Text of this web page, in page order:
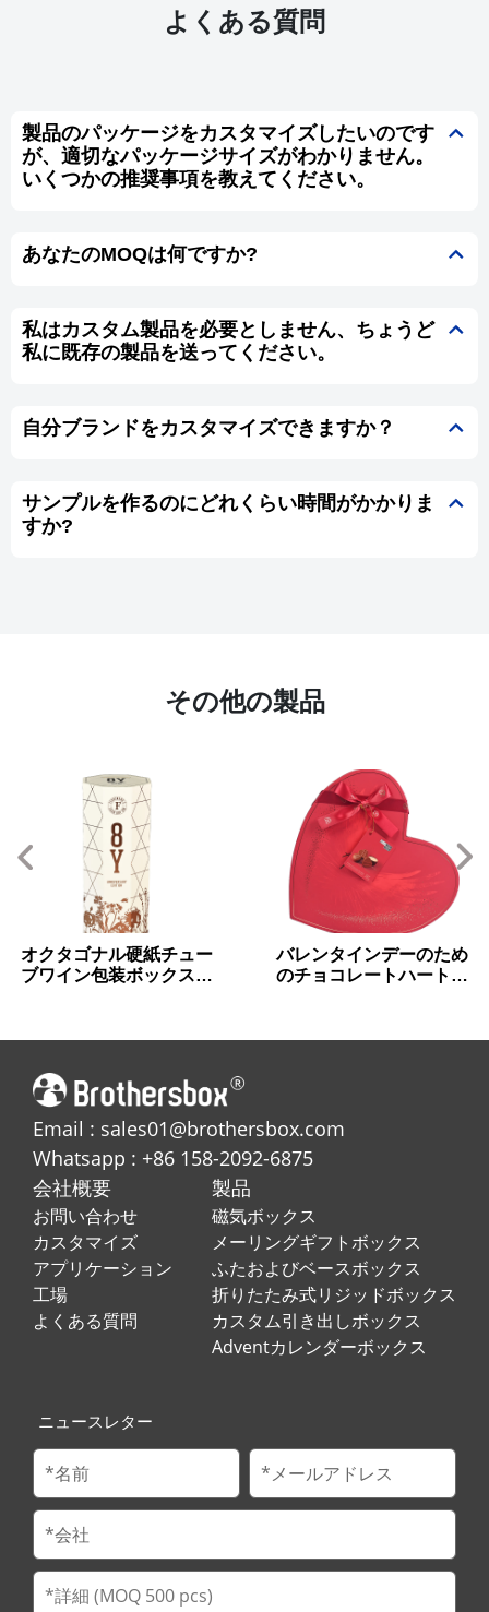
よくある質問
製品のパッケージをカスタマイズしたいのです
が、適切なパッケージサイズがわかりません。
いくつかの推奨事項を教えてください。
あなたのMOQは何ですか?
私はカスタム製品を必要としません、ちょうど
私に既存の製品を送ってください。
自分ブランドをカスタマイズできますか？
サンプルを作るのにどれくらい時間がかかりま
すか?
その他の製品
オクタゴナル硬紙チュー
ブワイン包装ボックスフ
バレンタインデーのため
のチョコレートハート型
Email : sales01@brothersbox.com
Whatsapp : +86 158-2092-6875
会社概要
お問い合わせ
カスタマイズ
アプリケーション
工場
よくある質問
製品
磁気ボックス
メーリングギフトボックス
ふたおよびベースボックス
折りたたみ式リジッドボックス
カスタム引き出しボックス
Adventカレンダーボックス
ニュースレター